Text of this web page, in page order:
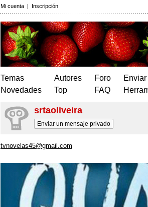
Mi cuenta | Inscripción
Temas
Novedades
Autores
Top
Foro
FAQ
srtaoliveira
Enviar un mensaje privado
tvnovelas45@gmail.com